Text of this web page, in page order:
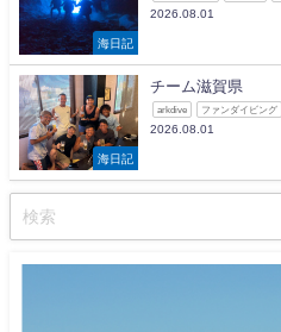
海日記
2026.08.01
海日記
チーム滋賀県
arkdive ファンダイビング
2026.08.01